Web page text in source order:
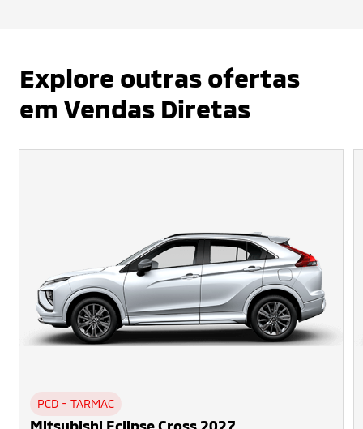
Explore outras ofertas
em Vendas Diretas
PCD - TARMAC